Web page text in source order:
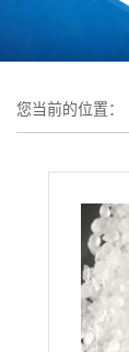
您当前的位置：